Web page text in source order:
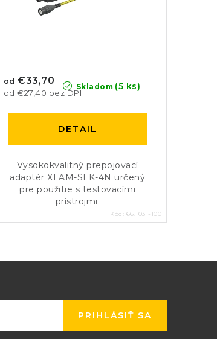
Skladom (5 ks)
od €27,40 bez DPH
od €33,70
DETAIL
Vysokokvalitný prepojovací
adaptér XLAM-SLK-4N určený
pre použitie s testovacími
prístrojmi.
Kód: 66.1031-100
PRIHLÁSIŤ SA